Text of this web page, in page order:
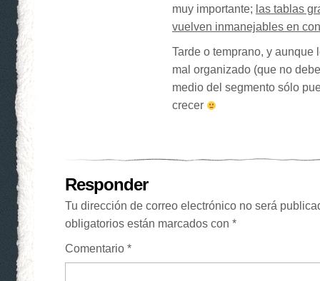
muy importante; las tablas
vuelven inmanejables en
Tarde o temprano, y aunque
mal organizado (que no
medio del segmento sólo
crecer
Responder
Tu dirección de correo electrónico no será
obligatorios están marcados con *
Comentario *